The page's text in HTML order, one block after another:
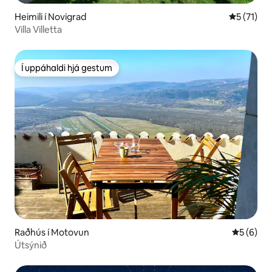
Heimili í Novigrad 5 af 5 í
5 (71)
Villa Villetta
Í uppáhaldi hjá gestum
Í uppáhaldi hjá gestum
Raðhús í Motovun 5 af 5 í
5 (6)
Útsýnið